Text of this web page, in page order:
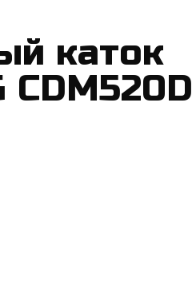
каток
CDM520D